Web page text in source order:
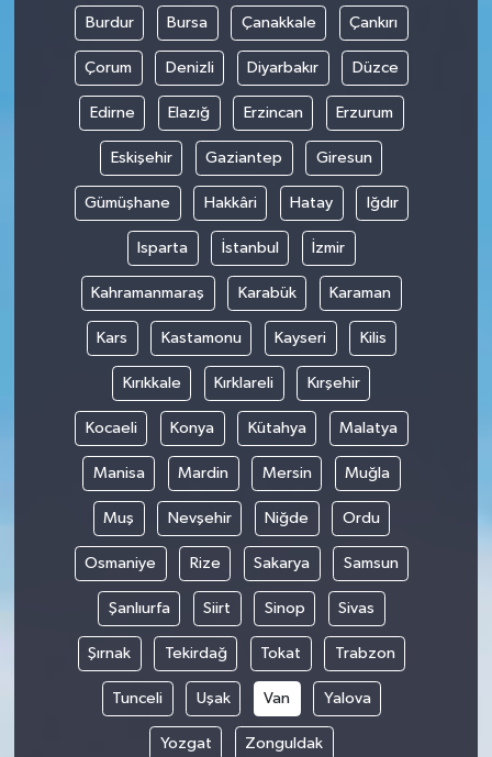
Burdur Bursa Çanakkale Çankırı
Çorum Denizli Diyarbakır Düzce
Edirne Elazığ Erzincan Erzurum
Eskişehir Gaziantep Giresun
Gümüşhane Hakkâri Hatay Iğdır
Isparta İstanbul İzmir
Kahramanmaraş Karabük Karaman
Kars Kastamonu Kayseri Kilis
Kırıkkale Kırklareli Kırşehir
Kocaeli Konya Kütahya Malatya
Manisa Mardin Mersin Muğla
Muş Nevşehir Niğde Ordu
Osmaniye Rize Sakarya Samsun
Şanlıurfa Siirt Sinop Sivas
Şırnak Tekirdağ Tokat Trabzon
Tunceli Uşak Van Yalova
Yozgat Zonguldak